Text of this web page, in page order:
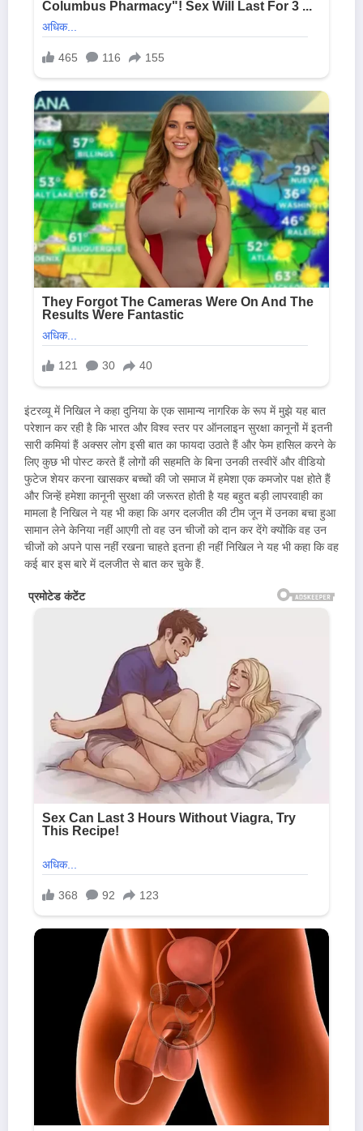
इंटरव्यू में निखिल ने कहा दुनिया के एक सामान्य नागरिक के रूप में मुझे यह बात
परेशान कर रही है कि भारत और विश्व स्तर पर ऑनलाइन सुरक्षा कानूनों में इतनी
सारी कमियां हैं अक्सर लोग इसी बात का फायदा उठाते हैं और फेम हासिल करने के
लिए कुछ भी पोस्ट करते हैं लोगों की सहमति के बिना उनकी तस्वीरें और वीडियो
फुटेज शेयर करना खासकर बच्चों की जो समाज में हमेशा एक कमजोर पक्ष होते हैं
और जिन्हें हमेशा कानूनी सुरक्षा की जरूरत होती है यह बहुत बड़ी लापरवाही का
मामला है निखिल ने यह भी कहा कि अगर दलजीत की टीम जून में उनका बचा हुआ
सामान लेने केनिया नहीं आएगी तो वह उन चीजों को दान कर देंगे क्योंकि वह उन
चीजों को अपने पास नहीं रखना चाहते इतना ही नहीं निखिल ने यह भी कहा कि वह
कई बार इस बारे में दलजीत से बात कर चुके हैं.